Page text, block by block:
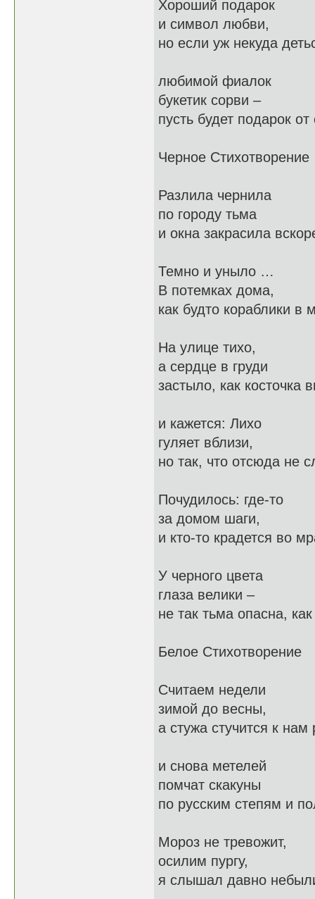
Хороший подарок
и символ любви,
но если уж некуда
любимой фиалок
букетик сорви –
пусть будет подарок
Черное Стихотворение
Разлила чернила
по городу тьма
и окна закрасила
Темно и уныло …
В потемках дома,
как будто кораблики в
На улице тихо,
а сердце в груди
застыло, как косточка
и кажется: Лихо
гуляет вблизи,
но так, что отсюда не
Почудилось: где-то
за домом шаги,
и кто-то крадется во
У черного цвета
глаза велики –
не так тьма опасна,
Белое Стихотворение
Считаем недели
зимой до весны,
а стужа стучится к нам
и снова метелей
помчат скакуны
по русским степям и
Мороз не тревожит,
осилим пургу,
я слышал давно